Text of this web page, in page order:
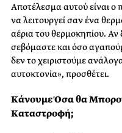
Αποτέλεσμα αυτού είναι ο
να λειτουργεί σαν ένα
αέρια του θερμοκηπίου.
σεβόμαστε και όσο
δεν το χειριστούμε
αυτοκτονία», προσθέτει.
Κάνουμε Όσα θα
Καταστροφή;